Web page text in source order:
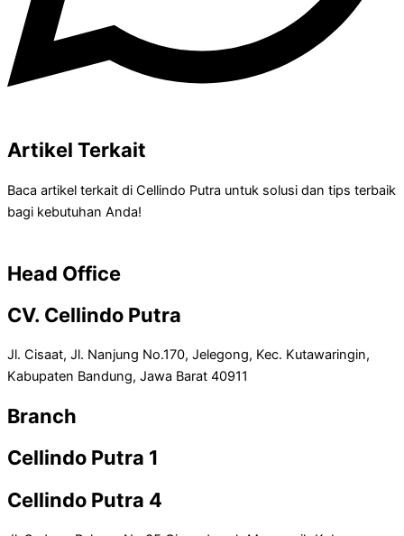
Artikel Terkait
Baca artikel terkait di Cellindo Putra untuk solusi dan tips terbaik
bagi kebutuhan Anda!
Head Office
CV. Cellindo Putra
Jl. Cisaat, Jl. Nanjung No.170, Jelegong, Kec. Kutawaringin,
Kabupaten Bandung, Jawa Barat 40911
Branch
Cellindo Putra 1
Cellindo Putra 4